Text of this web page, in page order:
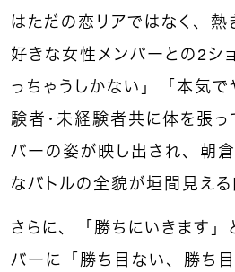
はただの恋リアではなく、熱
好きな女性メンバーとの2シ
っちゃうしかない」「本気
験者・未経験者共に体を張
バーの姿が映し出され、朝
なバトルの全貌が垣間見える
さらに、「勝ちにいきます
バーに「勝ち目ない、勝ち